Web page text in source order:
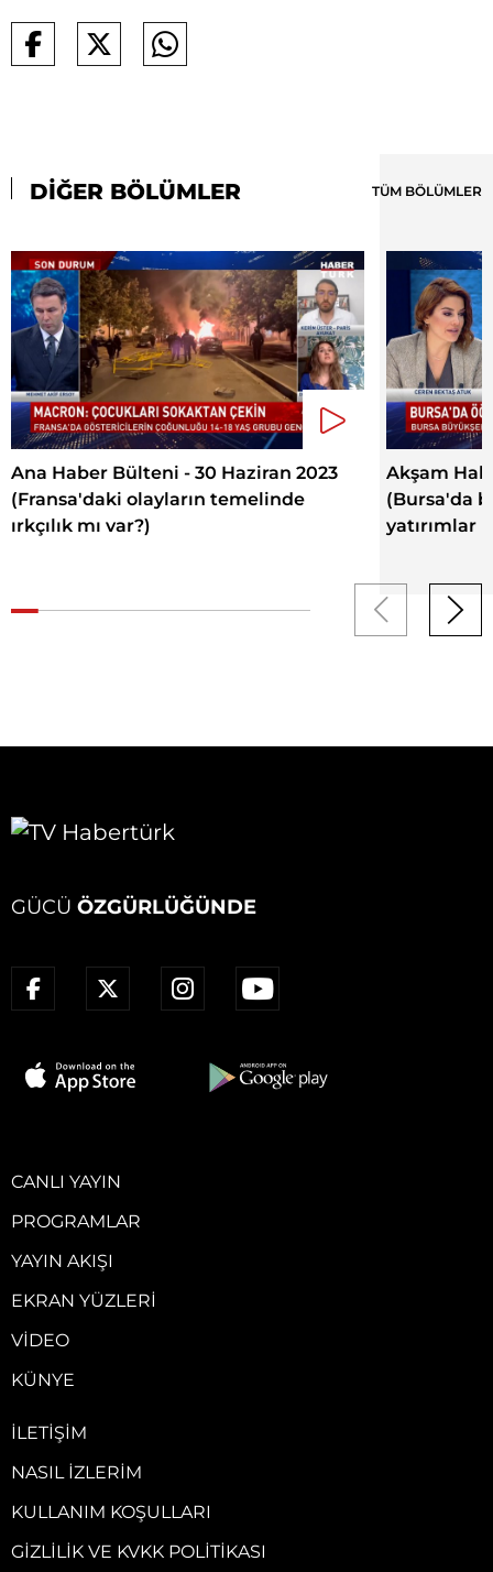
DİĞER BÖLÜMLER TÜM BÖLÜMLER
Ana Haber Bülteni - 30 Haziran 2023
(Fransa'daki olayların temelinde
ırkçılık mı var?)
Akşam
(Bursa'da
yatırımlar
GÜCÜ ÖZGÜRLÜĞÜNDE
CANLI YAYIN
PROGRAMLAR
YAYIN AKIŞI
EKRAN YÜZLERI
VIDEO
KÜNYE
İLETIŞIM
NASIL İZLERIM
KULLANIM KOŞULLARI
GIZLILIK VE KVKK POLITIKASI